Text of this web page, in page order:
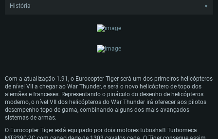
História ▼
começou em 1984, após lançamento de um conjunto de requerimentos da
Alemanha Ocidental e França para um novo tipo de helicóptero de combate
problemas económicos e políticos levando até ao cancelamento em 1986, o
Inabalado pelo final da Guerra Fria no inicio dos anos 90, o desenvolvimento
do Eurocopter EC665 entrou na fase inicial com a conclusão do primeiro
protótipo e respetivos voos de teste em Abril de 1991. Após testes bem
sucedidos, as primeiras encomendas do EC665 foram feitas pela Alemanha e
França em 1999. O primeiro modelo de produção saiu das linhas de
montagem em 2002, com subsequentes unidades a entrar em serviço no ano
continua.
Com a atualização 1.91, o Eurocopter Tiger será um dos primeiros helicópteros
de nível VII a chegar ao War Thunder, e será o novo helicóptero de topo dos
alemães e franceses. Representando o pináculo do desenho de helicópteros
moderno, o nível VII dos helicópteros do War Thunder irá oferecer aos pilotos
desempenho topo de gama, combinando alguns dos mais avançados
sistemas de armas.
O Eurocopter Tiger está equipado por dois motores tuboshaft Turbomeca